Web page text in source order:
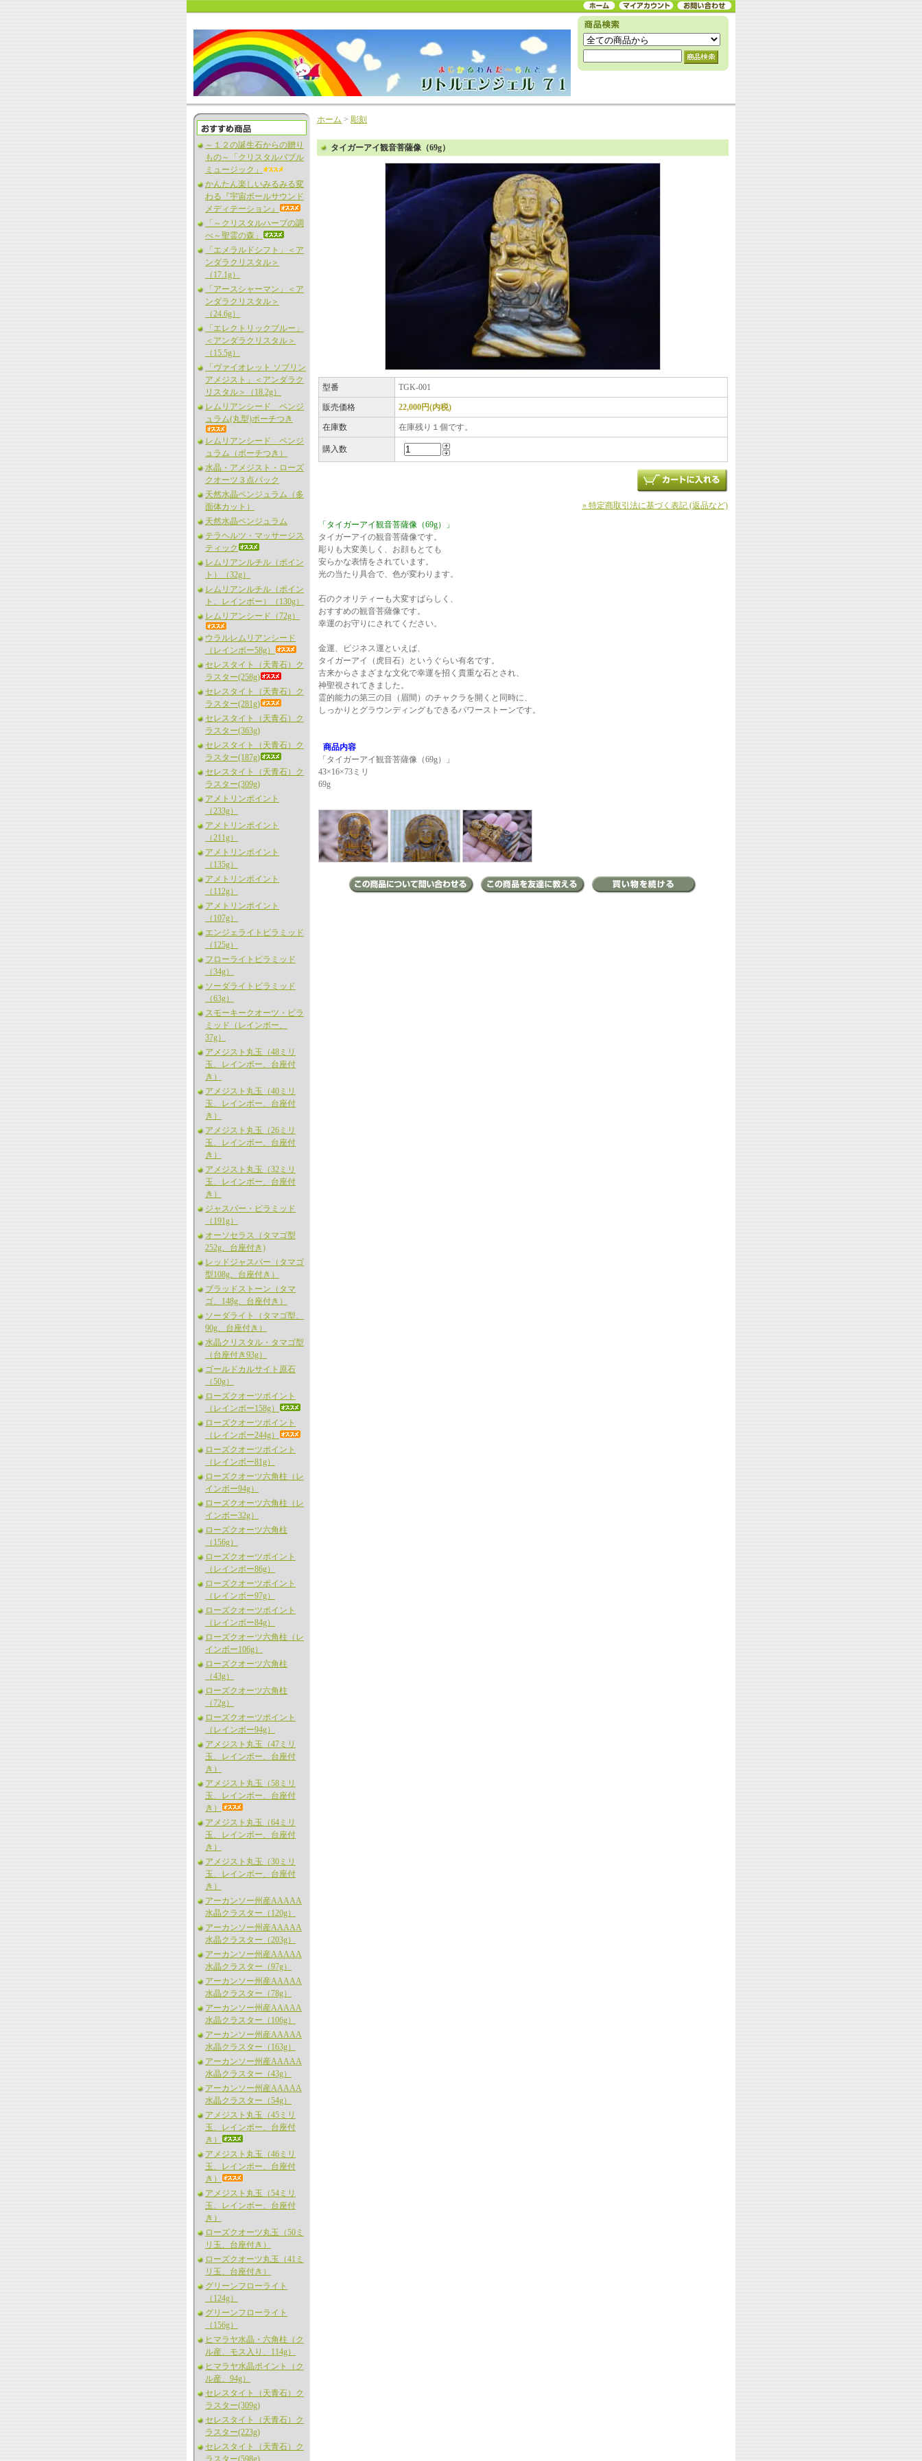
～１２の誕生石からの贈り
もの～「クリスタルバブル
ミュージック」
かんたん楽しいみるみる変
わる『宇宙ボールサウンド
メディテーション』
「～クリスタルハープの調
べ～聖霊の森」
「エメラルドシフト」＜ア
ンダラクリスタル＞
（17.1g）
「アースシャーマン」＜ア
ンダラクリスタル＞
（24.6g）
「エレクトリックブルー」
＜アンダラクリスタル＞
（15.5g）
「ヴァイオレット ソブリン
アメジスト」＜アンダラク
リスタル＞（18.2g）
レムリアンシード ペンジ
ュラム(丸型)ポーチつき
レムリアンシード ペンジ
ュラム（ポーチつき）
水晶・アメジスト・ローズ
クオーツ３点パック
天然水晶ペンジュラム（多
面体カット）
天然水晶ペンジュラム
テラヘルツ・マッサージス
ティック
レムリアンルチル（ポイン
ト）（32g）
レムリアンルチル（ポイン
ト、レインボー）（130g）
レムリアンシード（72g）
ウラルレムリアンシード
（レインボー58g）
セレスタイト（天青石）ク
ラスター(258g)
セレスタイト（天青石）ク
ラスター(281g)
セレスタイト（天青石）ク
ラスター(363g)
セレスタイト（天青石）ク
ラスター(187g)
セレスタイト（天青石）ク
ラスター(309g)
アメトリンポイント
（233g）
アメトリンポイント
（211g）
アメトリンポイント
（135g）
アメトリンポイント
（112g）
アメトリンポイント
（107g）
エンジェライトピラミッド
（125g）
フローライトピラミッド
（34g）
ソーダライトピラミッド
（63g）
スモーキークオーツ・ピラ
ミッド（レインボー、
37g）
アメジスト丸玉（48ミリ
玉、レインボー、台座付
き）
アメジスト丸玉（40ミリ
玉、レインボー、台座付
き）
アメジスト丸玉（26ミリ
玉、レインボー、台座付
き）
アメジスト丸玉（32ミリ
玉、レインボー、台座付
き）
ジャスパー・ピラミッド
（191g）
オーソセラス（タマゴ型
252g、台座付き)
レッドジャスパー（タマゴ
型108g、台座付き）
ブラッドストーン（タマ
ゴ、148g、台座付き）
ソーダライト（タマゴ型、
90g、台座付き）
水晶クリスタル・タマゴ型
（台座付き93g）
ゴールドカルサイト原石
（50g）
ローズクオーツポイント
（レインボー158g）
ローズクオーツポイント
（レインボー244g）
ローズクオーツポイント
（レインボー81g）
ローズクオーツ六角柱（レ
インボー94g）
ローズクオーツ六角柱（レ
インボー32g）
ローズクオーツ六角柱
（156g）
ローズクオーツポイント
（レインボー86g）
ローズクオーツポイント
（レインボー97g）
ローズクオーツポイント
（レインボー84g）
ローズクオーツ六角柱（レ
インボー106g）
ローズクオーツ六角柱
（43g）
ローズクオーツ六角柱
（72g）
ローズクオーツポイント
（レインボー94g）
アメジスト丸玉（47ミリ
玉、レインボー、台座付
き）
アメジスト丸玉（58ミリ
玉、レインボー、台座付
き）
アメジスト丸玉（64ミリ
玉、レインボー、台座付
き）
アメジスト丸玉（30ミリ
玉、レインボー、台座付
き）
アーカンソー州産AAAAA
水晶クラスター（120g）
アーカンソー州産AAAAA
水晶クラスター（203g）
アーカンソー州産AAAAA
水晶クラスター（97g）
アーカンソー州産AAAAA
水晶クラスター（78g）
アーカンソー州産AAAAA
水晶クラスター（106g）
アーカンソー州産AAAAA
水晶クラスター（163g）
アーカンソー州産AAAAA
水晶クラスター（43g）
アーカンソー州産AAAAA
水晶クラスター（54g）
アメジスト丸玉（45ミリ
玉、レインボー、台座付
き）
アメジスト丸玉（46ミリ
玉、レインボー、台座付
き）
アメジスト丸玉（54ミリ
玉、レインボー、台座付
き）
ローズクオーツ丸玉（50ミ
リ玉、台座付き）
ローズクオーツ丸玉（41ミ
リ玉、台座付き）
グリーンフローライト
（124g）
グリーンフローライト
（156g）
ヒマラヤ水晶・六角柱（ク
ル産、モス入り、114g）
ヒマラヤ水晶ポイント（ク
ル産、94g）
セレスタイト（天青石）ク
ラスター(309g)
セレスタイト（天青石）ク
ラスター(223g)
セレスタイト（天青石）ク
ラスター(598g)
ホーム > 彫刻
タイガーアイ観音菩薩像（69g）
型番 TGK-001
販売価格 22,000円(内税)
在庫数 在庫残り１個です。
購入数
» 特定商取引法に基づく表記 (返品など)
「タイガーアイ観音菩薩像（69g）」
タイガーアイの観音菩薩像です。
彫りも大変美しく、お顔もとても
安らかな表情をされています。
光の当たり具合で、色が変わります。
石のクオリティーも大変すばらしく、
おすすめの観音菩薩像です。
幸運のお守りにされてください。
金運、ビジネス運といえば、
タイガーアイ（虎目石）というぐらい有名です。
古来からさまざまな文化で幸運を招く貴重な石とされ、
神聖視されてきました。
霊的能力の第三の目（眉間）のチャクラを開くと同時に、
しっかりとグラウンディングもできるパワーストーンです。
商品内容
「タイガーアイ観音菩薩像（69g）」
43×16×73ミリ
69g